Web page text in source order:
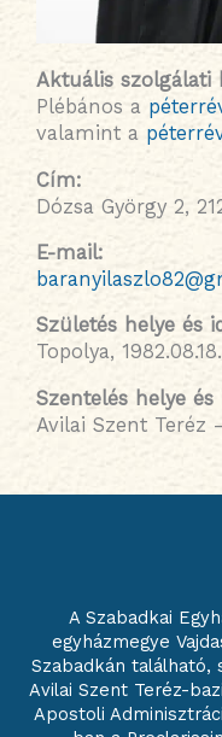
Aktuális szolgálati
Plébános a
valamint a
Cím:
Dózsa György 2,
E-mail:
Születés helye és
Topolya, 1982.08.18.
Szentelés helye és
Avilai Szent Teréz
A Szabadkai
egyházmegye
Szabadkán található,
Avilai Szent Teréz-
Apostoli